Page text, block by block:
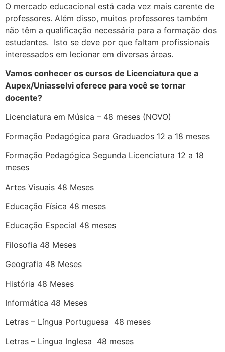
O mercado educacional está cada vez mais carente de
professores. Além disso, muitos professores também
não têm a qualificação necessária para a formação dos
estudantes. Isto se deve por que faltam profissionais
interessados em lecionar em diversas áreas.
Vamos conhecer os cursos de Licenciatura que a
Aupex/Uniasselvi oferece para você se tornar
docente?
Licenciatura em Música – 48 meses (NOVO)
Formação Pedagógica para Graduados 12 a 18 meses
Formação Pedagógica Segunda Licenciatura 12 a 18
meses
Artes Visuais 48 Meses
Educação Física 48 meses
Educação Especial 48 meses
Filosofia 48 Meses
Geografia 48 Meses
História 48 Meses
Informática 48 Meses
Letras – Língua Portuguesa 48 meses
Letras – Língua Inglesa 48 meses